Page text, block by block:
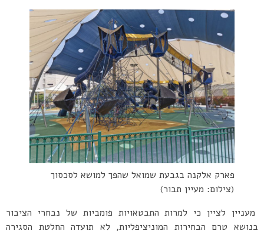
פארק אלקנה בגבעת שמואל שהפך למושא לסכסוך
(צילום: מעיין תבור)
מעניין לציין כי למרות התבטאויות פומביות של נבחרי הציבור
בנושא טרם הבחירות המוניציפליות, לא תועדה החלטת הסגירה